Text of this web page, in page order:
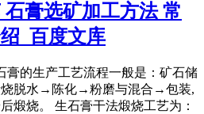
膏选矿加工方法 常
_百度文库
膏的生产工艺流程一般是：矿石储
脱水→陈化→粉磨与混合→包装,
煅烧。 生石膏干法煅烧工艺为：